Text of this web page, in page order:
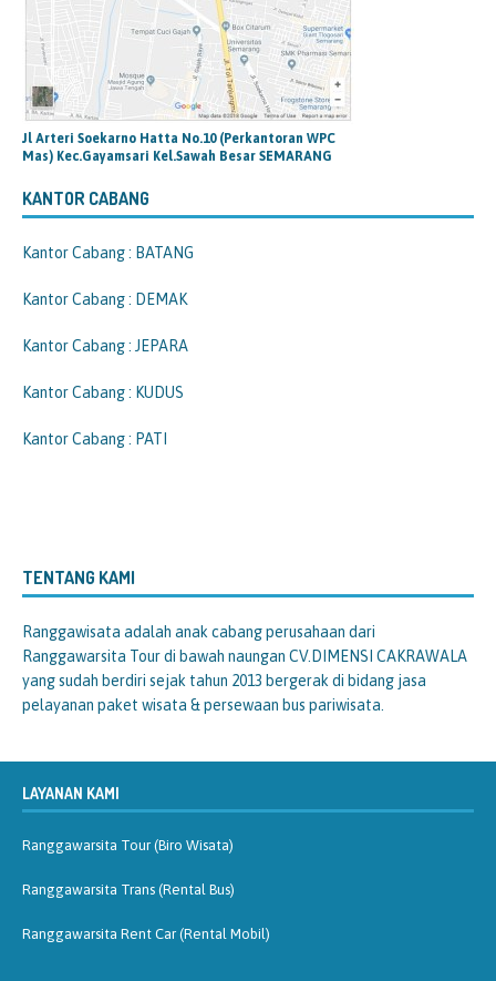
Jl Arteri Soekarno Hatta No.10 (Perkantoran WPC
Mas) Kec.Gayamsari Kel.Sawah Besar SEMARANG
KANTOR CABANG
Kantor Cabang : BATANG
Kantor Cabang : DEMAK
Kantor Cabang : JEPARA
Kantor Cabang : KUDUS
Kantor Cabang : PATI
TENTANG KAMI
Ranggawisata adalah anak cabang perusahaan dari
Ranggawarsita Tour di bawah naungan CV.DIMENSI CAKRAWALA
yang sudah berdiri sejak tahun 2013 bergerak di bidang jasa
pelayanan paket wisata & persewaan bus pariwisata.
LAYANAN KAMI
Ranggawarsita Tour (Biro Wisata)
Ranggawarsita Trans (Rental Bus)
Ranggawarsita Rent Car (Rental Mobil)